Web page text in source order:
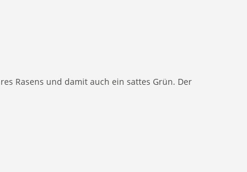
Rasens und damit auch ein sattes Grün. Der